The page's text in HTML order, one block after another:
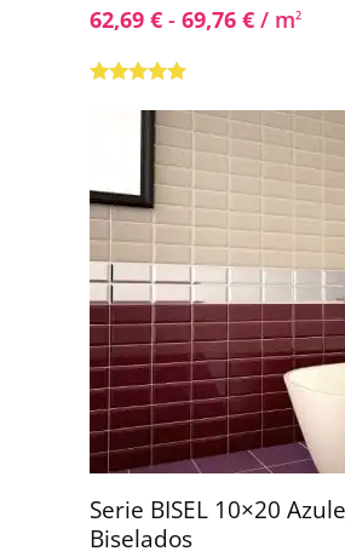
62,69 € - 69,76 € / m2
de 5
Serie BISEL 10×20
Biselados